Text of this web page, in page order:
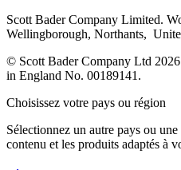
Scott Bader Company Limited.
Wellingborough, Northants,
© Scott Bader Company Ltd
in England No. 00189141.
Choisissez votre pays ou région
Sélectionnez un autre pays ou
contenu et les produits adaptés à